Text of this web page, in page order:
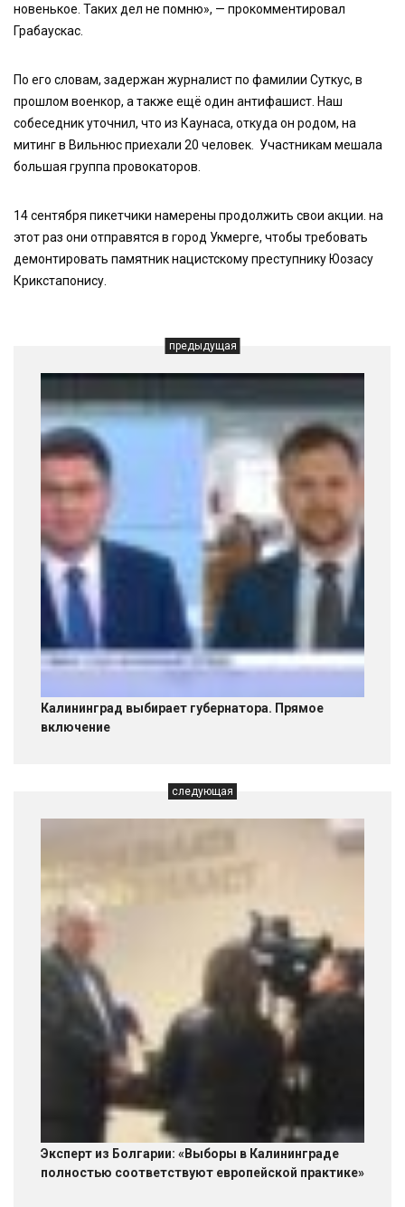
новенькое. Таких дел не помню», — прокомментировал
Грабаускас.
По его словам, задержан журналист по фамилии Суткус, в
прошлом военкор, а также ещё один антифашист. Наш
собеседник уточнил, что из Каунаса, откуда он родом, на
митинг в Вильнюс приехали 20 человек. Участникам мешала
большая группа провокаторов.
14 сентября пикетчики намерены продолжить свои акции. на
этот раз они отправятся в город Укмерге, чтобы требовать
демонтировать памятник нацистскому преступнику Юозасу
Крикстапонису.
предыдущая
Калининград выбирает губернатора. Прямое
включение
следующая
Эксперт из Болгарии: «Выборы в Калининграде
полностью соответствуют европейской практике»